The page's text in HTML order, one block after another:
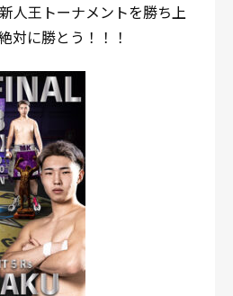
人王トーナメントを勝ち上
対に勝とう！！！